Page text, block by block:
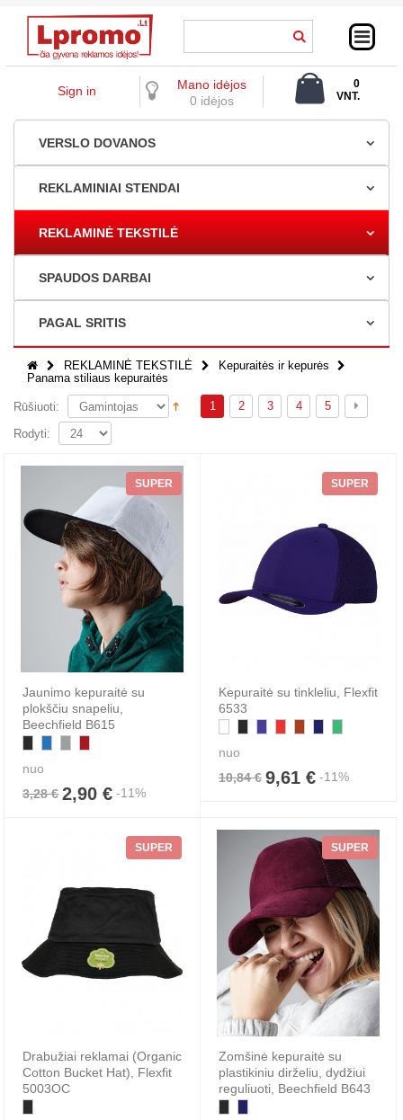
Sign in
Mano idėjos
0 idėjos
0
VNT.
VERSLO DOVANOS
REKLAMINIAI STENDAI
REKLAMINĖ TEKSTILĖ
SPAUDOS DARBAI
PAGAL SRITIS
REKLAMINĖ TEKSTILĖ
Kepuraitės ir kepurės
Panama stiliaus kepuraitės
Rūšiuoti: 1 2 3 4 5
Rodyti:
SUPER
Jaunimo kepuraitė su
plokščiu snapeliu,
Beechfield B615
nuo
3,28 € 2,90 € -11%
SUPER
Kepuraitė su tinkleliu, Flexfit
6533
nuo
10,84 € 9,61 € -11%
SUPER
Drabužiai reklamai (Organic
Cotton Bucket Hat), Flexfit
5003OC
SUPER
Zomšinė kepuraitė su
plastikiniu dirželiu, dydžiui
reguliuoti, Beechfield B643